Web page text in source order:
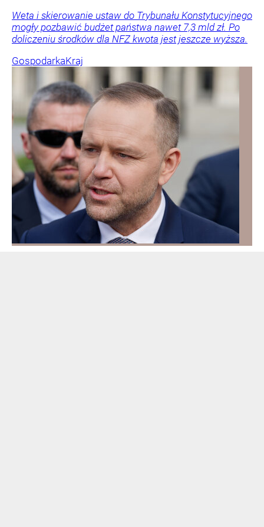
Weta i skierowanie ustaw do Trybunału Konstytucyjnego
mogły pozbawić budżet państwa nawet 7,3 mld zł. Po
doliczeniu środków dla NFZ kwota jest jeszcze wyższa.
GospodarkaKraj